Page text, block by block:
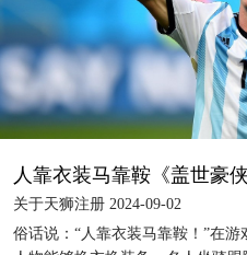
人靠衣装马靠鞍《盖世豪
关于天狮注册 2024-09-02
俗话说：“人靠衣装马靠鞍！”在